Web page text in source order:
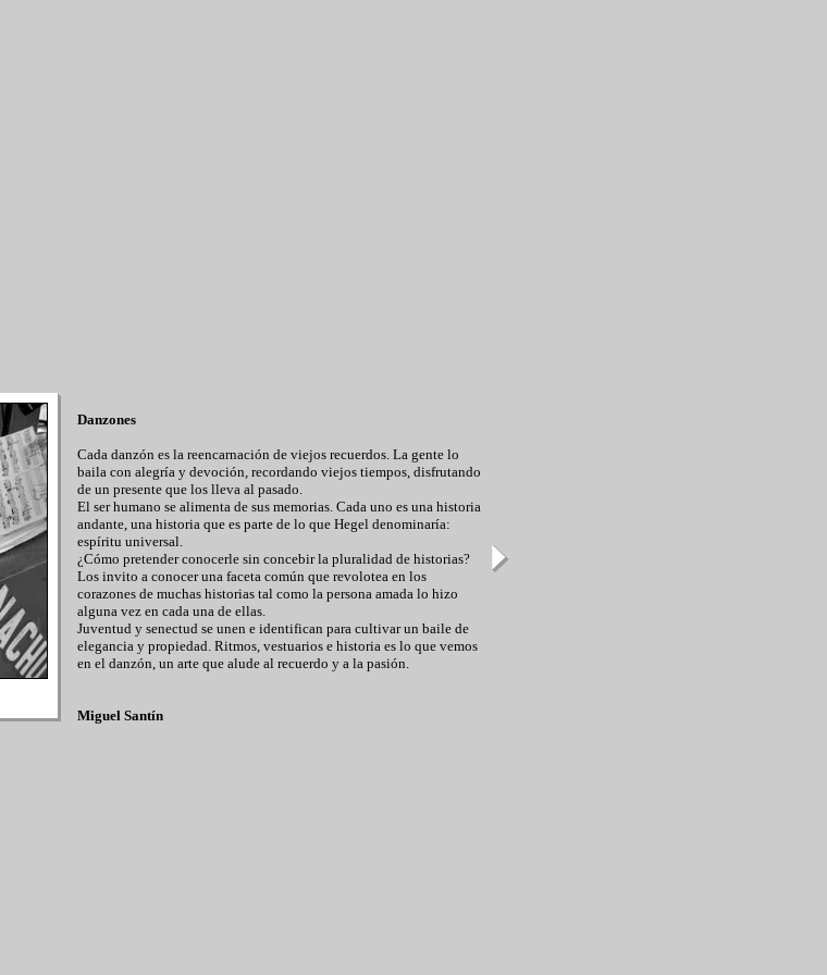
Danzones
Cada danzón es la reencarnación de viejos recuerdos. La gente lo
baila con alegría y devoción, recordando viejos tiempos, disfrutando
de un presente que los lleva al pasado.
El ser humano se alimenta de sus memorias. Cada uno es una historia
andante, una historia que es parte de lo que Hegel denominaría:
espíritu universal.
¿Cómo pretender conocerle sin concebir la pluralidad de historias?
Los invito a conocer una faceta común que revolotea en los
corazones de muchas historias tal como la persona amada lo hizo
alguna vez en cada una de ellas.
Juventud y senectud se unen e identifican para cultivar un baile de
elegancia y propiedad. Ritmos, vestuarios e historia es lo que vemos
en el danzón, un arte que alude al recuerdo y a la pasión.
Miguel Santín